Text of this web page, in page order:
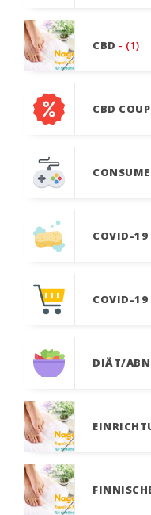
CBD - (1)
CBD
COVID-19
COVID-19
DIÄT/